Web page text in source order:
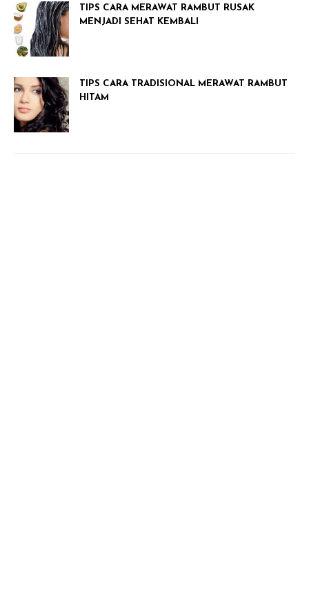
TIPS CARA MERAWAT RAMBUT RUSAK
MENJADI SEHAT KEMBALI
TIPS CARA TRADISIONAL MERAWAT RAMBUT
HITAM